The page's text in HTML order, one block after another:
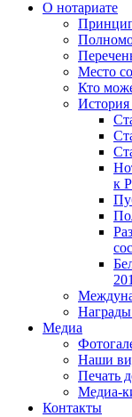
О нотариате
Место
Кто
История
к
Медиа
Наши
Печать
Медиа-
Контакты